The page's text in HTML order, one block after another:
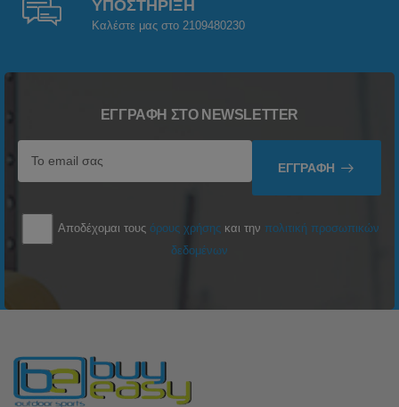
ΥΠΟΣΤΗΡΙΞΗ
Καλέστε μας στο 2109480230
ΕΓΓΡΑΦΉ ΣΤΟ NEWSLETTER
ΕΓΓΡΑΦΉ
Αποδέχομαι τους όρους χρήσης και την πολιτική προσωπικών
δεδομένων